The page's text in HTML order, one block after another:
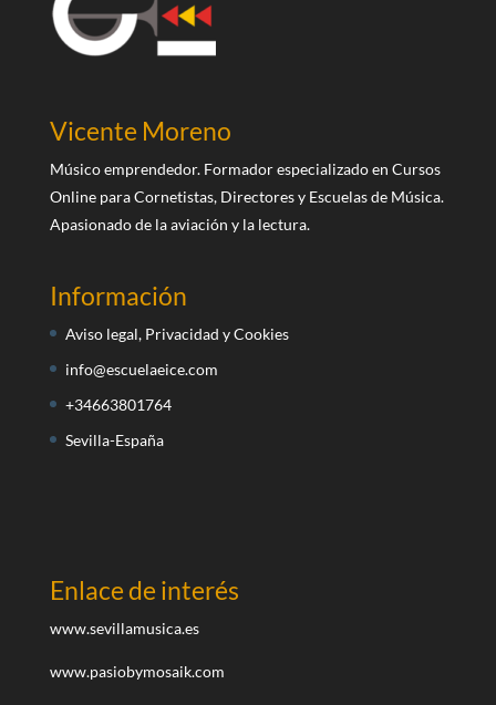
Vicente Moreno
Músico emprendedor. Formador especializado en Cursos
Online para Cornetistas, Directores y Escuelas de Música.
Apasionado de la aviación y la lectura.
Información
Aviso legal, Privacidad y Cookies
info@escuelaeice.com
+34663801764
Sevilla-España
Enlace de interés
www.sevillamusica.es
www.pasiobymosaik.com